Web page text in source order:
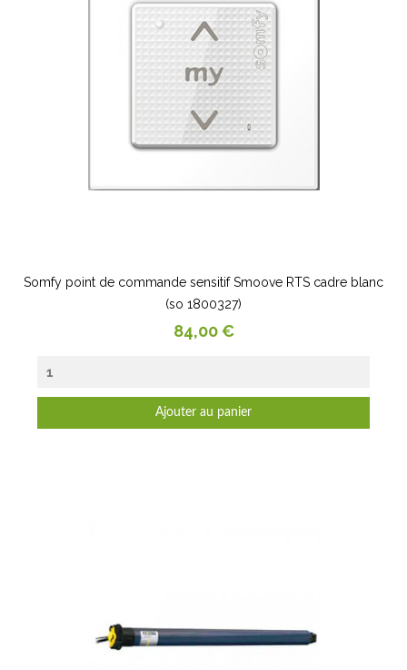
Somfy point de commande sensitif Smoove RTS cadre blanc
(so 1800327)
Prix
84,00 €
Ajouter au panier